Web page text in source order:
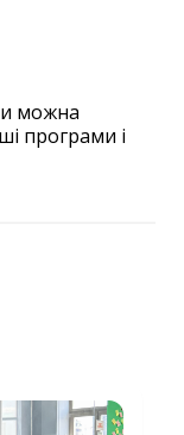
можна
програми і